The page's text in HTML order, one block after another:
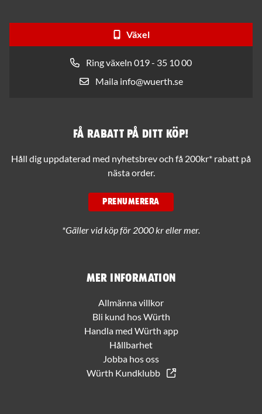
Växel
Ring växeln 019 - 35 10 00
Maila info@wuerth.se
Mer information
Allmänna villkor
Bli kund hos Würth
Handla med Würth app
Hållbarhet
Jobba hos oss
Würth Kundklubb
Få rabatt på ditt köp!
Håll dig uppdaterad med nyhetsbrev och få 200kr* rabatt på
nästa order.
PRENUMERERA
*Gäller vid köp för 2000 kr eller mer.